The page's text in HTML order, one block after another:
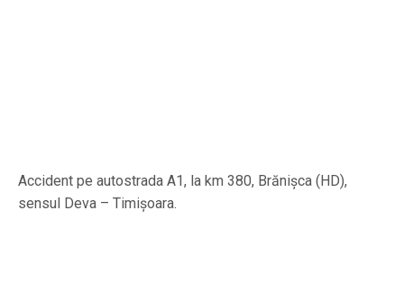
Accident pe autostrada A1, la km 380, Brănișca (HD),
sensul Deva – Timişoara.